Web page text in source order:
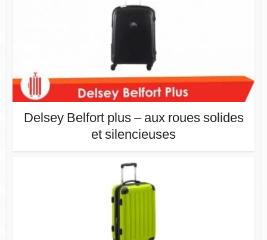
Delsey Belfort plus – aux roues solides
et silencieuses